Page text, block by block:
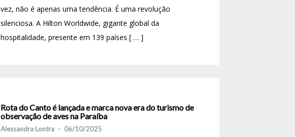
vez, não é apenas uma tendência. É uma revolução
silenciosa. A Hilton Worldwide, gigante global da
hospitalidade, presente em 139 países [ … ]
Rota do Canto é lançada e marca nova era do turismo de
observação de aves na Paraíba
Alessandra Lontra - 06/10/2025